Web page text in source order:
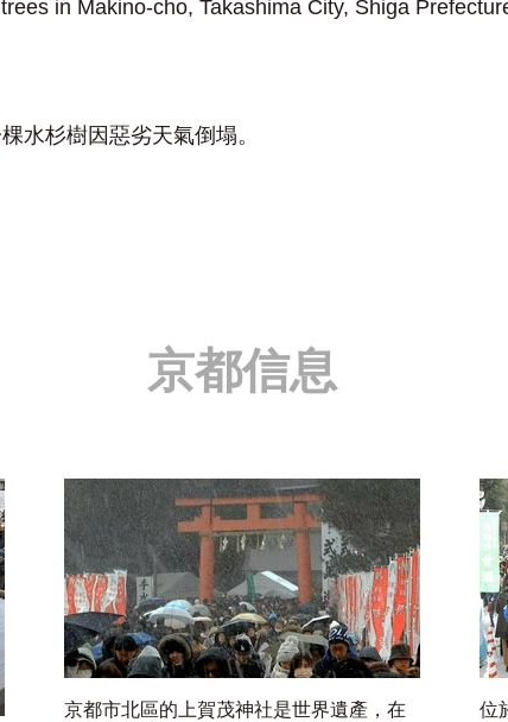
in Makino-cho, Takashima City, Shiga
水杉樹因惡劣天氣倒塌。
京都信息
京都市北區的上賀茂神社是世界遺產，在
位